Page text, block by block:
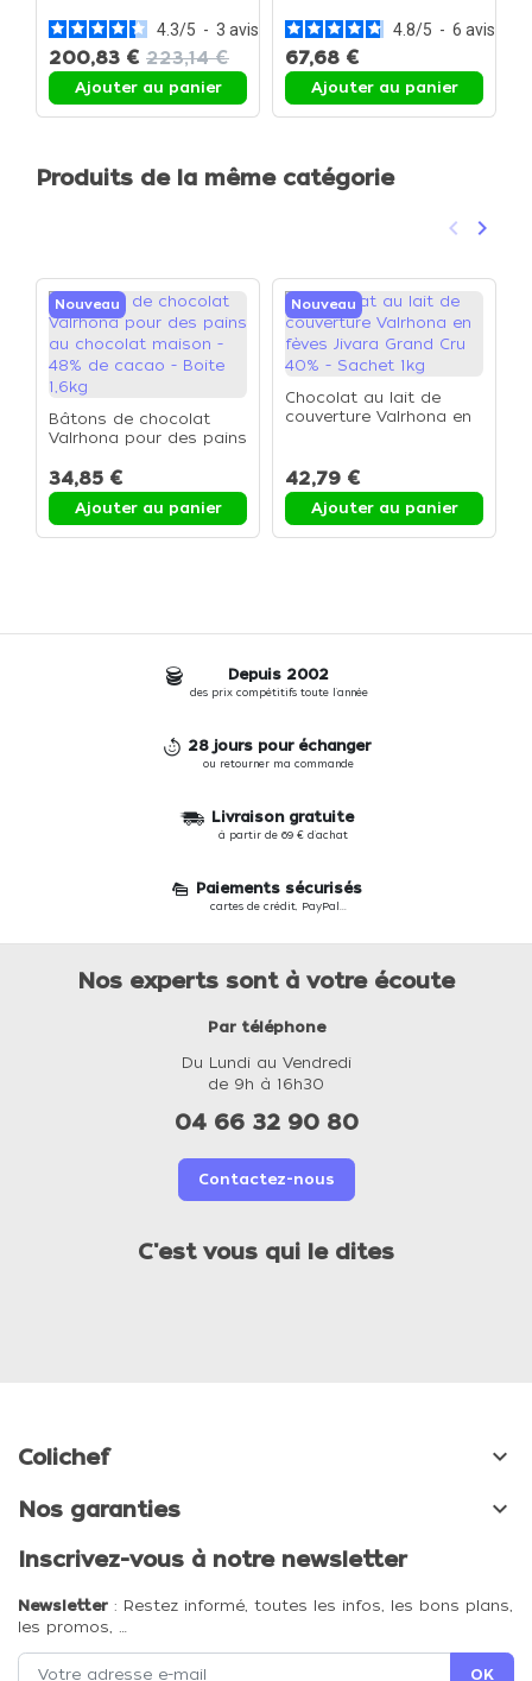
4.3/5 - 3 avis
200,83 € 223,14 €
Ajouter au panier
4.8/5 - 6 avis
67,68 €
Ajouter au panier
Produits de la même catégorie
Précédent
keyboard_arrow_left keyboard_arrow_right
Nouveau
Bâtons de chocolat
Valrhona pour des pains
48% de cacao - Boite
1,6kg
34,85 €
Ajouter au panier
Nouveau
Chocolat au lait de
couverture Valrhona en
42,79 €
Ajouter au panier
Depuis 2002
des prix compétitifs toute l'année
28 jours pour échanger
ou retourner ma commande
Livraison gratuite
à partir de 69 € d'achat
Paiements sécurisés
cartes de crédit, PayPal...
Nos experts sont à votre écoute
Par téléphone
Du Lundi au Vendredi
de 9h à 16h30
04 66 32 90 80
Contactez-nous
C'est vous qui le dites
Colichef 
Nos garanties 
Inscrivez-vous à notre newsletter
Newsletter : Restez informé, toutes les infos, les bons plans,
les promos, …